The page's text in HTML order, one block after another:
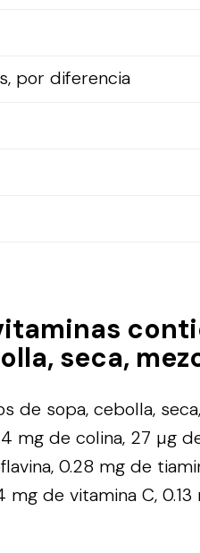
por diferencia
seca,
de sopa, cebolla,
mg de colina, 27 µg
0.28 mg de
mg de vitamina C,